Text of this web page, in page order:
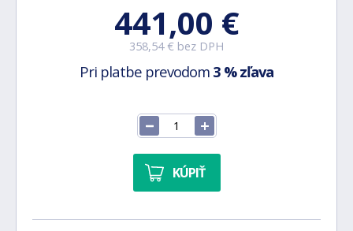
441,00 €
358,54 € bez DPH
Pri platbe prevodom 3 % zľava
KÚPIŤ